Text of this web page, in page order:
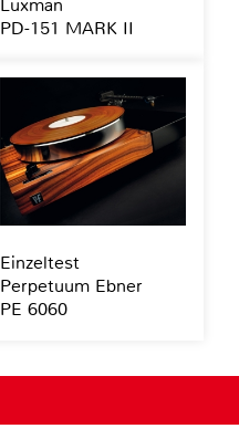
Luxman
PD-151 MARK II
Einzeltest
Perpetuum Ebner
PE 6060